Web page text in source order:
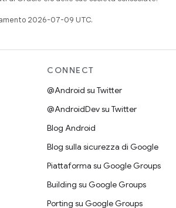
2026-07-09 UTC.
CONNECT
@Android su Twitter
@AndroidDev su Twitter
Blog Android
Blog sulla sicurezza di Google
Piattaforma su Google Groups
Building su Google Groups
Porting su Google Groups